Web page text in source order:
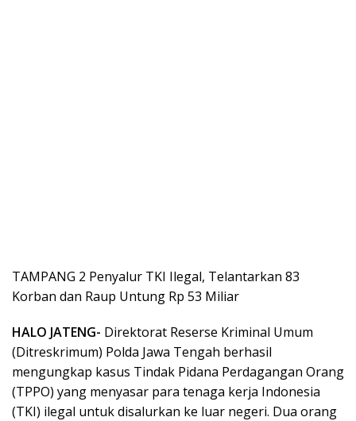
TAMPANG 2 Penyalur TKI Ilegal, Telantarkan 83
Korban dan Raup Untung Rp 53 Miliar
HALO JATENG- Direktorat Reserse Kriminal Umum
(Ditreskrimum) Polda Jawa Tengah berhasil
mengungkap kasus Tindak Pidana Perdagangan Orang
(TPPO) yang menyasar para tenaga kerja Indonesia
(TKI) ilegal untuk disalurkan ke luar negeri. Dua orang